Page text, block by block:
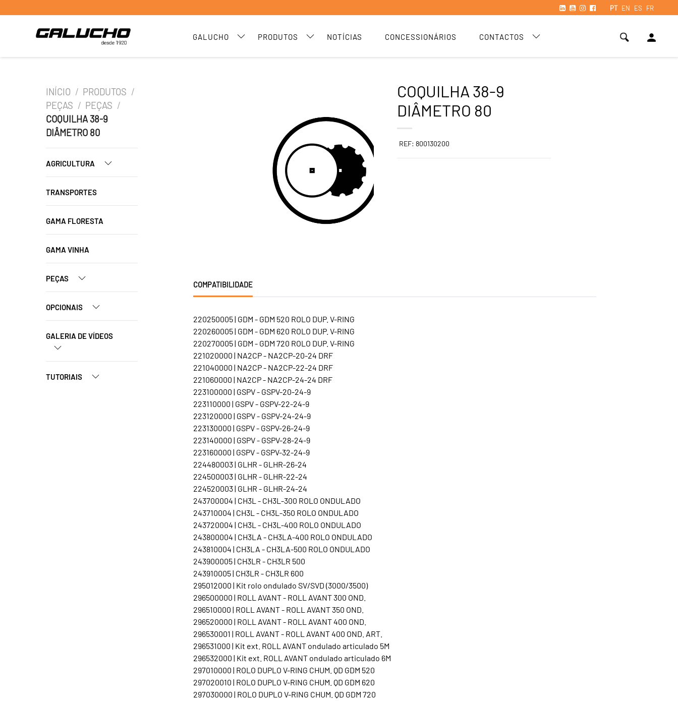
PT EN ES FR
GALUCHO PRODUTOS NOTÍCIAS CONCESSIONÁRIOS CONTACTOS person
INÍCIO / PRODUTOS /
PEÇAS / PEÇAS /
COQUILHA 38-9
DIÂMETRO 80
AGRICULTURA
TRANSPORTES
GAMA FLORESTA
GAMA VINHA
PEÇAS
OPCIONAIS
GALERIA DE VÍDEOS
TUTORIAIS
COQUILHA 38-9
DIÂMETRO 80
REF: 800130200
COMPATIBILIDADE
220250005 | GDM - GDM 520 ROLO DUP. V-RING
220260005 | GDM - GDM 620 ROLO DUP. V-RING
220270005 | GDM - GDM 720 ROLO DUP. V-RING
221020000 | NA2CP - NA2CP-20-24 DRF
221040000 | NA2CP - NA2CP-22-24 DRF
221060000 | NA2CP - NA2CP-24-24 DRF
223100000 | GSPV - GSPV-20-24-9
223110000 | GSPV - GSPV-22-24-9
223120000 | GSPV - GSPV-24-24-9
223130000 | GSPV - GSPV-26-24-9
223140000 | GSPV - GSPV-28-24-9
223160000 | GSPV - GSPV-32-24-9
224480003 | GLHR - GLHR-26-24
224500003 | GLHR - GLHR-22-24
224520003 | GLHR - GLHR-24-24
243700004 | CH3L - CH3L-300 ROLO ONDULADO
243710004 | CH3L - CH3L-350 ROLO ONDULADO
243720004 | CH3L - CH3L-400 ROLO ONDULADO
243800004 | CH3LA - CH3LA-400 ROLO ONDULADO
243810004 | CH3LA - CH3LA-500 ROLO ONDULADO
243900005 | CH3LR - CH3LR 500
243910005 | CH3LR - CH3LR 600
295012000 | Kit rolo ondulado SV/SVD (3000/3500)
296500000 | ROLL AVANT - ROLL AVANT 300 OND.
296510000 | ROLL AVANT - ROLL AVANT 350 OND.
296520000 | ROLL AVANT - ROLL AVANT 400 OND.
296530001 | ROLL AVANT - ROLL AVANT 400 OND. ART.
296531000 | Kit ext. ROLL AVANT ondulado articulado 5M
296532000 | Kit ext. ROLL AVANT ondulado articulado 6M
297010000 | ROLO DUPLO V-RING CHUM. QD GDM 520
297020010 | ROLO DUPLO V-RING CHUM. QD GDM 620
297030000 | ROLO DUPLO V-RING CHUM. QD GDM 720